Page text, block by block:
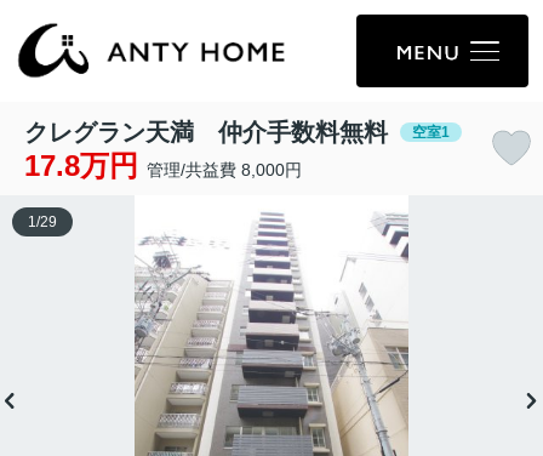
クレグラン天満 仲介手数料無料 空室1
17.8万円 管理/共益費 8,000円
1 /29